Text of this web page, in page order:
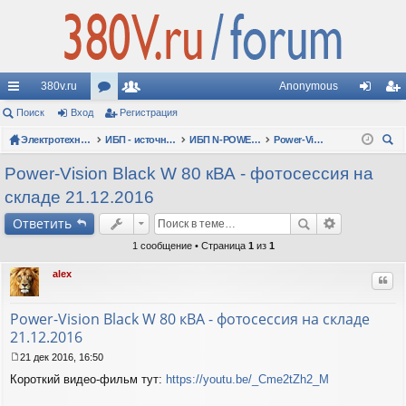
с
ы
лк
и
380v.ru
ор
ум
ы
ол
ьз
ов
ат
Anonymous
д ис
Поиск Вход Регистрация
Электротехнические форумы ИБП - источники бесперебойного питания ИБП N-POWER: новые модели (презентации, фотосессии, обзоры)
Power-Vision Black W (3ф/3ф, 10-600 кВА)
Power-Vision Black W 80 кВА - фотосессия на
складе 21.12.2016
Ответить
1 сообщение • Страница 1 из 1
alex
Power-Vision Black W 80 кВА - фотосессия на складе
21.12.2016
о
21 дек 2016, 16:50
Короткий видео-фильм тут: https://youtu.be/_Cme2tZh2_M